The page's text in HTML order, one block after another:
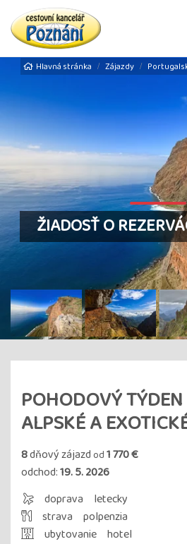
Hlavná stránka Zájazdy
ŽIADOSŤ O
POHODOVÝ
ALPSKÉ A
8dňový zájazd od1 770 €
odchod:19. 5. 2026
doprava
letecky
strava
polpenzia
ubytovanie hotel